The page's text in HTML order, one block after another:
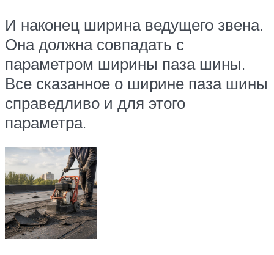
И наконец ширина ведущего звена.
Она должна совпадать с
параметром ширины паза шины.
Все сказанное о ширине паза шины
справедливо и для этого
параметра.